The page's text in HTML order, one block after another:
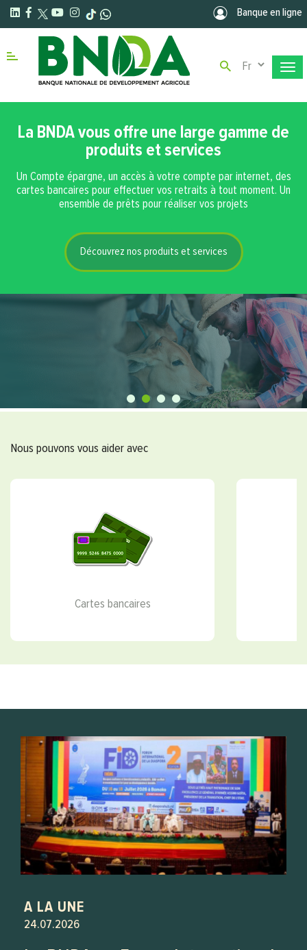
Aller au contenu principalBanque en ligne
Select your
La BNDA vous offre une large gamme de
produits et services
Un Compte épargne, un accès à votre compte par internet, des
cartes bancaires pour effectuer vos retraits à tout moment. Un
ensemble de prêts pour réaliser vos projets
Découvrez nos produits et services
Nous pouvons vous aider avec
Cartes bancaires
A LA UNE
24.07.2026